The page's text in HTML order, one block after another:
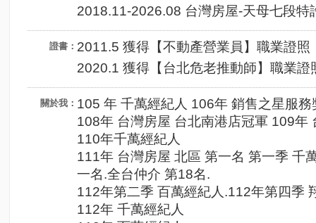
2018.11-2026.08 台灣房屋-天母七段特
證書： 2011.5 獲得【不動產營業員】職業證照
2020.1 獲得【台北危老推動師】職業證
關於我： 105 年 千萬經紀人 106年 銷售之星服
108年 台灣房屋 台北南港店冠軍 109年
110年千萬經紀人
111年 台灣房屋 北區 第一名 第一季 千
一名.全台仲介 第18名.
112年第二季 百萬經紀人.112年第四季
112年 千萬經紀人